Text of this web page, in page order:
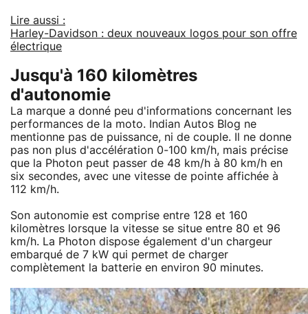
Lire aussi :
Harley-Davidson : deux nouveaux logos pour son offre
électrique
Jusqu'à 160 kilomètres
d'autonomie
La marque a donné peu d'informations concernant les
performances de la moto. Indian Autos Blog ne
mentionne pas de puissance, ni de couple. Il ne donne
pas non plus d'accélération 0-100 km/h, mais précise
que la Photon peut passer de 48 km/h à 80 km/h en
six secondes, avec une vitesse de pointe affichée à
112 km/h.
Son autonomie est comprise entre 128 et 160
kilomètres lorsque la vitesse se situe entre 80 et 96
km/h. La Photon dispose également d'un chargeur
embarqué de 7 kW qui permet de charger
complètement la batterie en environ 90 minutes.